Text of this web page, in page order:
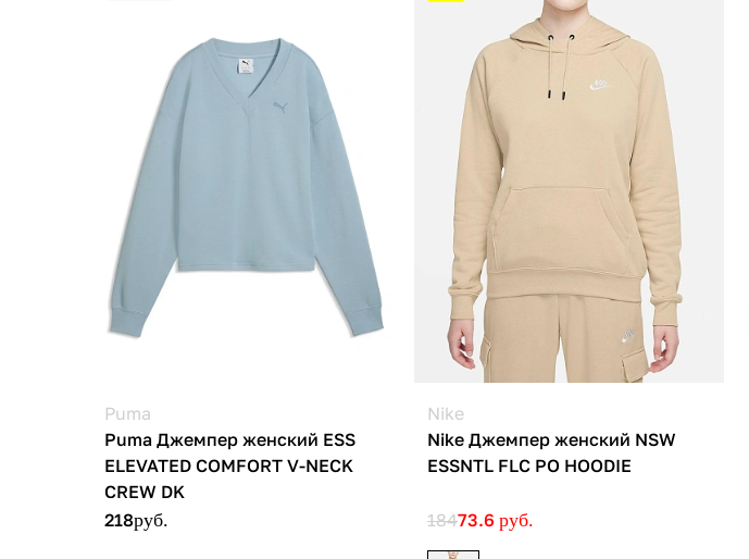
Puma
Puma Джемпер женский ESS
ELEVATED COMFORT V-NECK
CREW DK
218руб.
Nike
Nike Джемпер женский NSW
ESSNTL FLC PO HOODIE
18473.6 руб.